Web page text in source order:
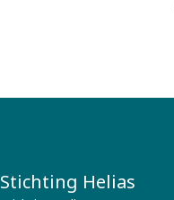
Stichting Helias